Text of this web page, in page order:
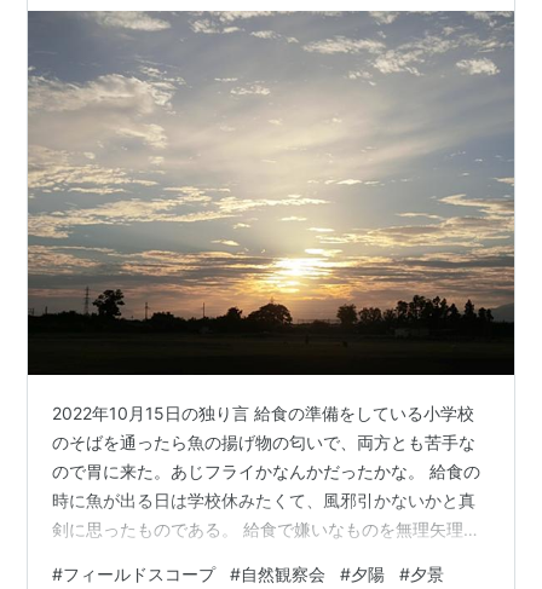
2022年10月15日の独り言 給食の準備をしている小学校
のそばを通ったら魚の揚げ物の匂いで、両方とも苦手な
ので胃に来た。あじフライかなんかだったかな。 給食の
時に魚が出る日は学校休みたくて、風邪引かないかと真
剣に思ったものである。 給食で嫌いなものを無理矢理食
#フィールドスコープ #自然観察会 #夕陽 #夕景